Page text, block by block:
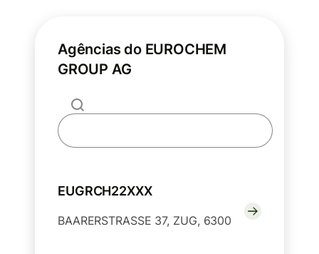
Agências do EUROCHEM
GROUP AG
EUGRCH22XXX
BAARERSTRASSE 37, ZUG, 6300